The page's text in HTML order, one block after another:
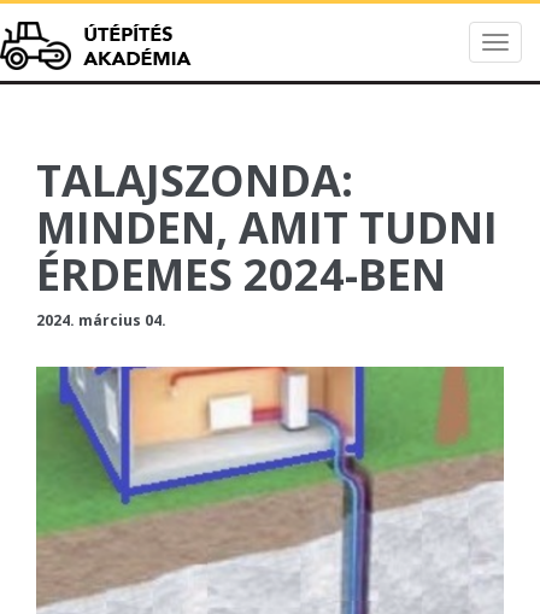
Útépítés
TALAJSZONDA:
MINDEN, AMIT TUDNI
ÉRDEMES 2024-BEN
2024. március 04.